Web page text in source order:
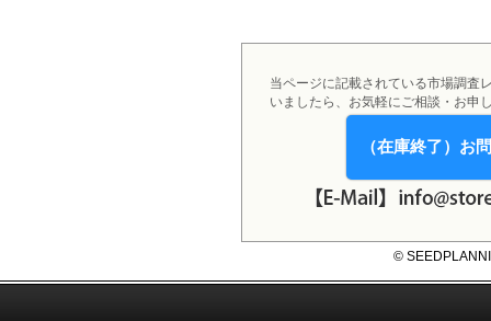
当ページに記載されている市場調査
いましたら、お気軽にご相談・お申
（在庫終了）お
©